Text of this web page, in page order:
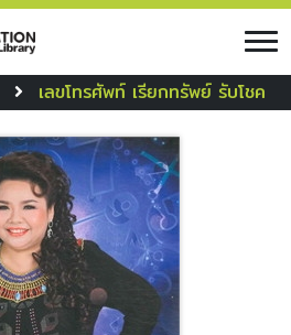
เลขโทรศัพท์ เรียกทรัพย์ รับโชค